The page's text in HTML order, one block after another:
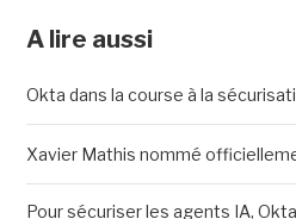
A lire aussi
Okta dans la course à la
Xavier Mathis nommé
Pour sécuriser les agents IA,